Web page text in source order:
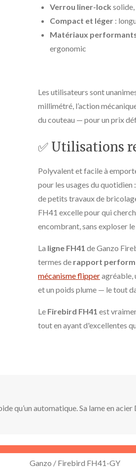
Verrou liner-lock solide,
Compact et léger :
Matériaux
ergonomic
Les utilisateurs sont
millimétré, l’action
du couteau — pour un prix
✅ Utilisations
Polyvalent et facile à
pour les usages du
de petits travaux de
FH41 excelle pour qui
encombrant, sans exploser
La ligne FH41 de Ganzo
termes de rapport
mécanisme flipperagréable,
et un poids plume — le tout
Le Firebird FH41 est
tout en ayant d'excellentes
qu’un automatique. Sa lame en
Ganzo / Firebird FH41-GY